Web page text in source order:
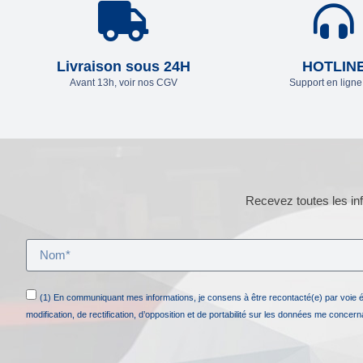
Livraison sous 24H
Avant 13h, voir nos CGV Support en
Recevez toutes les
(1) En communiquant mes informations, je consens à être recontacté(e) par voie
modification, de rectification, d’opposition et de portabilité sur les données me